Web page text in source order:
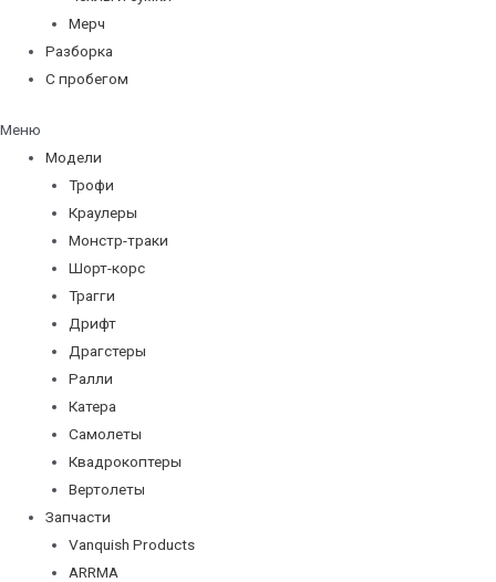
Мерч
Разборка
С пробегом
Меню
Модели
Трофи
Краулеры
Монстр-траки
Шорт-корс
Трагги
Дрифт
Драгстеры
Ралли
Катера
Самолеты
Квадрокоптеры
Вертолеты
Запчасти
Vanquish Products
ARRMA